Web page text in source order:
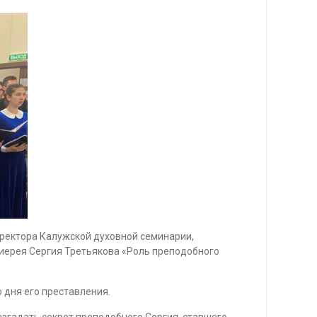
Калужской духовной семинарии,
Сергия Третьякова «Роль преподобного
его преставления.